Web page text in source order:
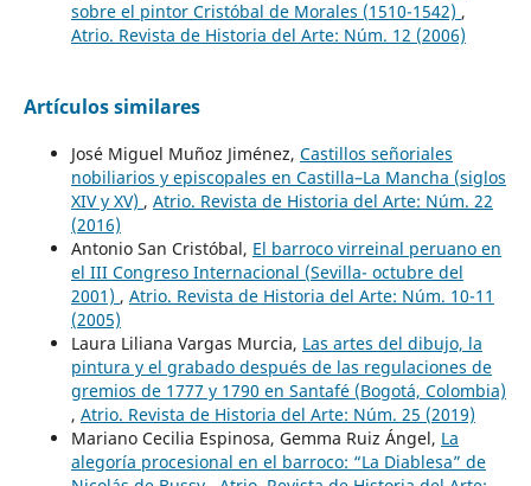
sobre el pintor Cristóbal de Morales (1510-1542) ,
Atrio. Revista de Historia del Arte: Núm. 12 (2006)
Artículos similares
José Miguel Muñoz Jiménez, Castillos señoriales
nobiliarios y episcopales en Castilla–La Mancha (siglos
XIV y XV) , Atrio. Revista de Historia del Arte: Núm. 22
(2016)
Antonio San Cristóbal, El barroco virreinal peruano en
el III Congreso Internacional (Sevilla- octubre del
2001) , Atrio. Revista de Historia del Arte: Núm. 10-11
(2005)
Laura Liliana Vargas Murcia, Las artes del dibujo, la
pintura y el grabado después de las regulaciones de
gremios de 1777 y 1790 en Santafé (Bogotá, Colombia)
, Atrio. Revista de Historia del Arte: Núm. 25 (2019)
Mariano Cecilia Espinosa, Gemma Ruiz Ángel, La
alegoría procesional en el barroco: “La Diablesa” de